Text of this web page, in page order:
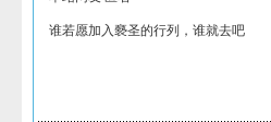
谁若愿加入褻圣的行列，谁就去吧